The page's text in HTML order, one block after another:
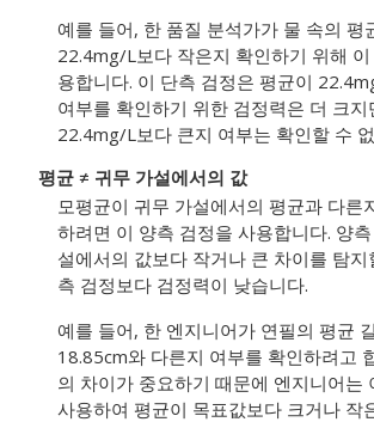
예를 들어, 한 품질 분석가가 물 속의 평
22.4mg/L보다 작은지 확인하기 위해
용합니다. 이 단측 검정은 평균이
여부를 확인하기 위한 검정력은 더 크지
22.4mg/L보다 큰지 여부는 확인할 수
평균 ≠ 귀무 가설에서의 값
모평균이 귀무 가설에서의 평균과 다른
하려면 이 양측 검정을 사용합니다. 양
설에서의 값보다 작거나 큰 차이를 탐
측 검정보다 검정력이 낮습니다.
예를 들어, 한 엔지니어가 연필의 평균
18.85cm와 다른지 여부를 확인하려고
의 차이가 중요하기 때문에 엔지니어는
사용하여 평균이 목표값보다 크거나 작